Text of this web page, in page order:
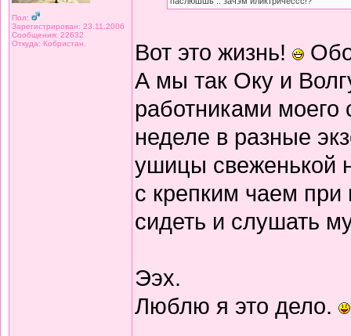
Пол:
Зарегистрирован: 23.11.2006
Сообщения: 22632
Откуда: Кобристан.
Вот это жизнь!
А мы так Оку и
работниками моего
неделе в разные
ушицы свеженькой
с крепким чаем
сидеть и слушать
Ээх.
Люблю я это дело.